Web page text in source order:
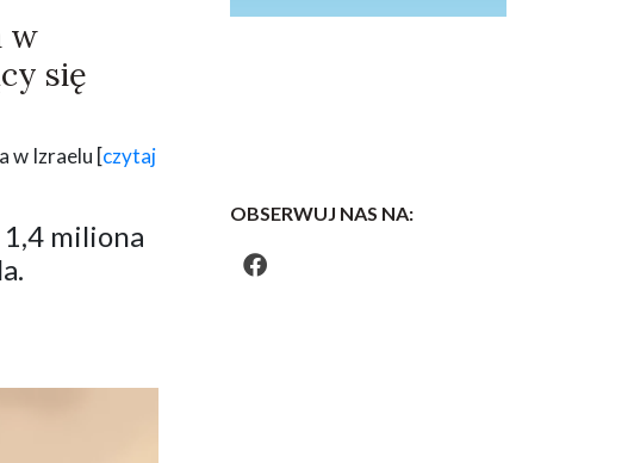
w
się
w Izraelu [czytaj
miliona
OBSERWUJ NAS NA: